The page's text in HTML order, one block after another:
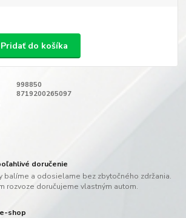
Pridať do košíka
998850
8719200265097
doručenie
balíme a odosielame bez zbytočného zdržania.
rozvoze doručujeme vlastným autom.
shop